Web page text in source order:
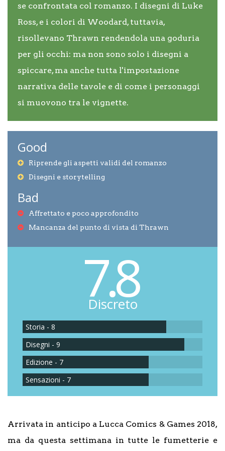
se confrontata col romanzo. I disegni di Luke
Ross, e i colori di Woodard, tuttavia,
risollevano Thrawn rendendola una goduria
per gli occhi: ma non sono solo i disegni a
spiccare, ma anche tutta l'impostazione
narrativa delle tavole e di come i personaggi
si muovono tra le vignette.
Good
Riprende gli aspetti validi del romanzo
Disegni e storytelling
Bad
Affrettato e poco approfondito
Mancanza del punto di vista di Thrawn
7.8
Discreto
Storia - 8
Disegni - 9
Edizione - 7
Sensazioni - 7
Arrivata in anticipo a Lucca Comics & Games 2018,
ma da questa settimana in tutte le fumetterie e